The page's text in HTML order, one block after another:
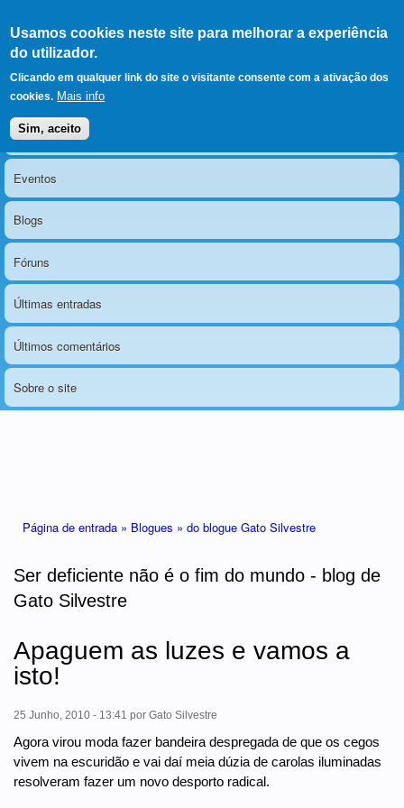
Usamos cookies neste site para melhorar a experiência
do utilizador.
Clicando em qualquer link do site o visitante consente com a ativação dos
cookies. Mais info
Sim, aceito
LERPARAVER , ir para a
página principal
O portal da visão diferente
Menu principal
Notícias
Eventos
Blogs
Fóruns
Últimas entradas
Últimos comentários
Sobre o site
Página de entrada » Blogues » do blogue Gato Silvestre
Ser deficiente não é o fim do mundo - blog de
Gato Silvestre
Apaguem as luzes e vamos a
isto!
25 Junho, 2010 - 13:41 por Gato Silvestre
Agora virou moda fazer bandeira despregada de que os cegos
vivem na escuridão e vai daí meia dúzia de carolas iluminadas
resolveram fazer um novo desporto radical.